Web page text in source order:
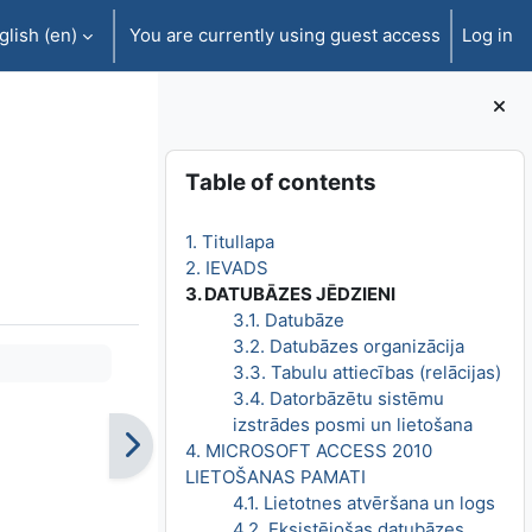
‎(en)‎ You are currently using guest access Log in
Blocks
Skip Table of contents
Table of contents
1. Titullapa
2. IEVADS
3. DATUBĀZES JĒDZIENI
3.1. Datubāze
3.2. Datubāzes organizācija
3.3. Tabulu attiecības (relācijas)
3.4. Datorbāzētu sistēmu
izstrādes posmi un lietošana
4. MICROSOFT ACCESS 2010
LIETOŠANAS PAMATI
4.1. Lietotnes atvēršana un logs